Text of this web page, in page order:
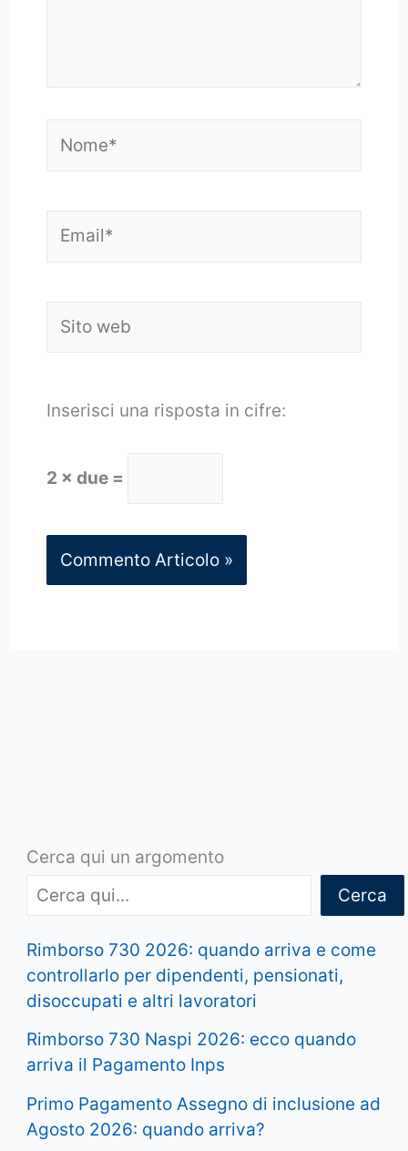
web
Inserisci una risposta in cifre:
2 × due =
Cerca qui un argomento
Cerca
Rimborso 730 2026: quando arriva e come
controllarlo per dipendenti, pensionati,
disoccupati e altri lavoratori
Rimborso 730 Naspi 2026: ecco quando
arriva il Pagamento Inps
Primo Pagamento Assegno di inclusione ad
Agosto 2026: quando arriva?